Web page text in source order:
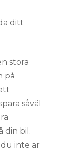
ditt
stora
på
såväl
din bil.
inte är